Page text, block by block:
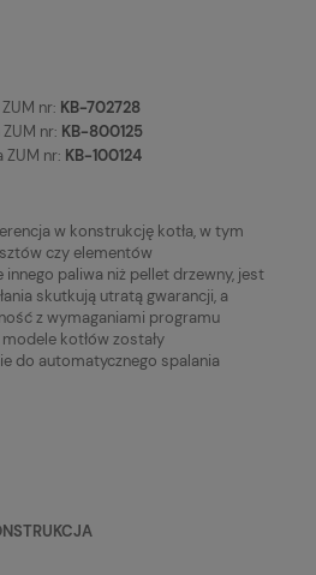
nr: KB-702728
nr: KB-800125
ZUM nr: KB-100124
w konstrukcję kotła, w tym
czy elementów
paliwa niż pellet drzewny, jest
skutkują utratą gwarancji, a
z wymaganiami programu
kotłów zostały
do automatycznego spalania